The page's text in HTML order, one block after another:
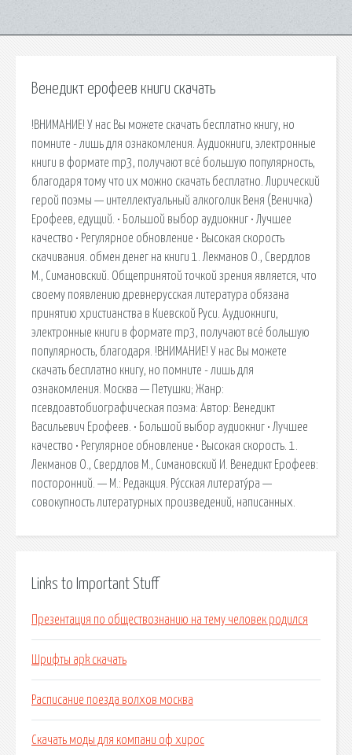
Венедикт ерофеев книги скачать
!ВНИМАНИЕ! У нас Вы можете скачать бесплатно книгу, но
помните - лишь для ознакомления. Аудиокниги, электронные
книги в формате mp3, получают всё большую популярность,
благодаря тому что их можно скачать бесплатно. Лирический
герой поэмы — интеллектуальный алкоголик Веня (Веничка)
Ерофеев, едущий. • Большой выбор аудиокниг • Лучшее
качество • Регулярное обновление • Высокая скорость
скачивания. обмен денег на книги 1. Лекманов О., Свердлов
М., Симановский. Общепринятой точкой зрения является, что
своему появлению древнерусская литература обязана
принятию христианства в Киевской Руси. Аудиокниги,
электронные книги в формате mp3, получают всё большую
популярность, благодаря. !ВНИМАНИЕ! У нас Вы можете
скачать бесплатно книгу, но помните - лишь для
ознакомления. Москва — Петушки; Жанр:
псевдоавтобиографическая поэма: Автор: Венедикт
Васильевич Ерофеев. • Большой выбор аудиокниг • Лучшее
качество • Регулярное обновление • Высокая скорость. 1.
Лекманов О., Свердлов М., Симановский И. Венедикт Ерофеев:
посторонний. — М.: Редакция. Ру́сская литерату́ра —
совокупность литературных произведений, написанных.
Links to Important Stuff
Презентация по обществознанию на тему человек родился
Шрифты apk скачать
Расписание поезда волхов москва
Скачать моды для компани оф хирос